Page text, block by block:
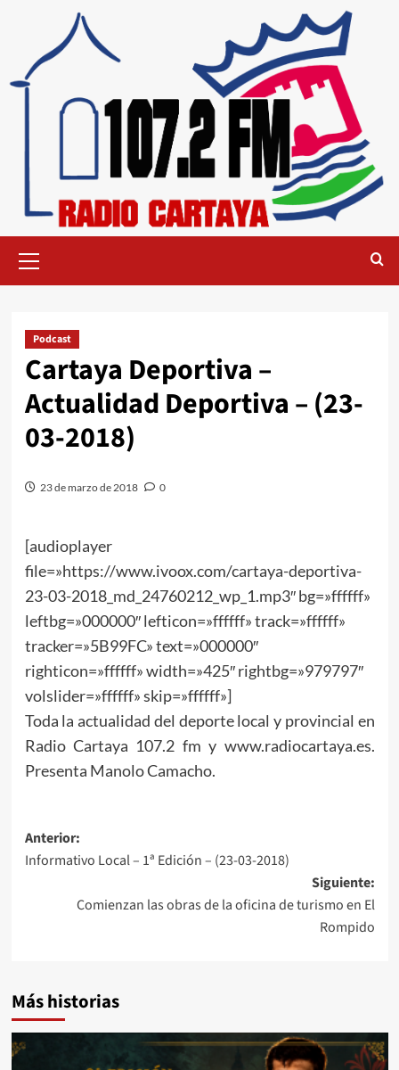
Podcast
Cartaya Deportiva –
Actualidad Deportiva – (23-
03-2018)
23 de marzo de 2018 0
[audioplayer
file=»https://www.ivoox.com/cartaya-deportiva-
23-03-2018_md_24760212_wp_1.mp3″ bg=»ffffff»
leftbg=»000000″ lefticon=»ffffff» track=»ffffff»
tracker=»5B99FC» text=»000000″
righticon=»ffffff» width=»425″ rightbg=»979797″
volslider=»ffffff» skip=»ffffff»]
Toda la actualidad del deporte local y provincial en
Radio Cartaya 107.2 fm y www.radiocartaya.es.
Presenta Manolo Camacho.
Anterior:
Informativo Local – 1ª Edición – (23-03-2018)
Siguiente:
Comienzan las obras de la oficina de turismo en El
Rompido
Más historias